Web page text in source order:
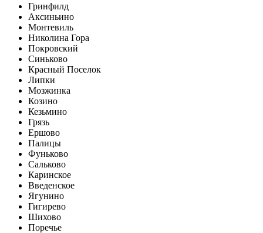
Гринфилд
Аксиньино
Монтевиль
Николина Гора
Покровский
Синьково
Красный Поселок
Липки
Мозжинка
Козино
Кезьмино
Грязь
Ершово
Палицы
Фуньково
Сальково
Каринское
Введенское
Ягунино
Гигирево
Шихово
Поречье